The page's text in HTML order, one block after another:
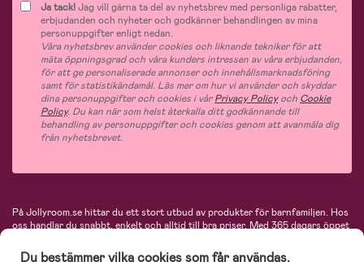
Ja tack!Jag vill gärna ta del av nyhetsbrev med personliga rabatter,
erbjudanden och nyheter och godkänner behandlingen av mina
personuppgifter enligt nedan.
Våra nyhetsbrev använder cookies och liknande tekniker för att
mäta öppningsgrad och våra kunders intressen av våra erbjudanden,
för att ge personaliserade annonser och innehållsmarknadsföring
samt för statistikändamål. Läs mer om hur vi använder och skyddar
dina personuppgifter och cookies i vårPrivacy Policyoch Cookie
Policy. Du kan när som helst återkalla ditt godkännande till
behandling av personuppgifter och cookies genom att avanmäla dig
från nyhetsbrevet.
På Jollyroom.se hittar du ett stort utbud av produkter för barnfamiljen. Hos
oss handlar du snabbt, enkelt och alltid till bra priser.Med 365 dagars öppet
hos oss. I vårt sortiment hittar du barnvagnar, bilstolar, kläder för barn och
baby, produkter för mamman, massor av inspirerande inredning, leksaker,
Du bestämmer vilka cookies som får användas.